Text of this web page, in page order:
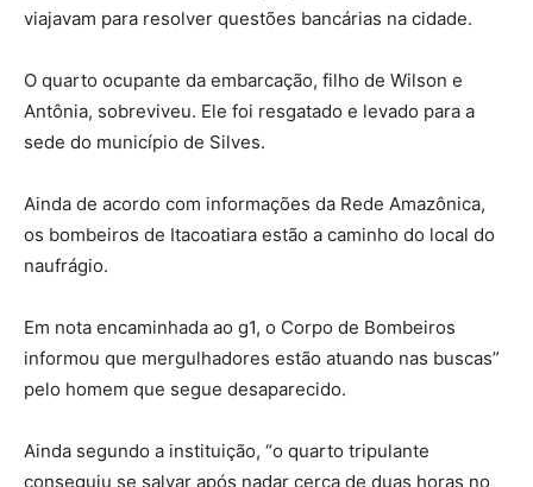
viajavam para resolver questões bancárias na cidade.
O quarto ocupante da embarcação, filho de Wilson e
Antônia, sobreviveu. Ele foi resgatado e levado para a
sede do município de Silves.
Ainda de acordo com informações da Rede Amazônica,
os bombeiros de Itacoatiara estão a caminho do local do
naufrágio.
Em nota encaminhada ao g1, o Corpo de Bombeiros
informou que mergulhadores estão atuando nas buscas”
pelo homem que segue desaparecido.
Ainda segundo a instituição, “o quarto tripulante
conseguiu se salvar após nadar cerca de duas horas no